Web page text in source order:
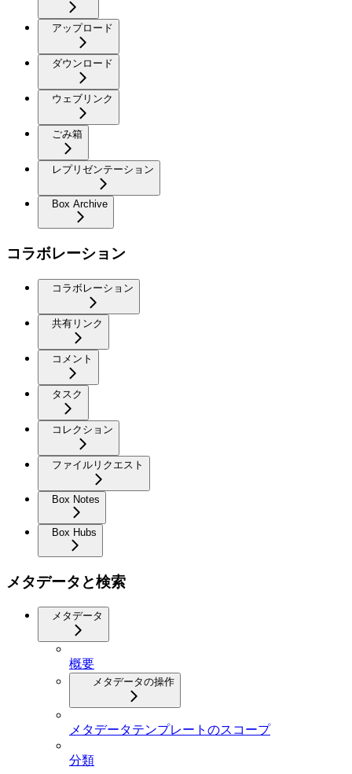
アップロード
ダウンロード
ウェブリンク
ごみ箱
レプリゼンテーション
Box Archive
コラボレーション
コラボレーション
共有リンク
コメント
タスク
コレクション
ファイルリクエスト
Box Notes
Box Hubs
メタデータと検索
メタデータ
概要
メタデータの操作
メタデータテンプレートのスコープ
分類